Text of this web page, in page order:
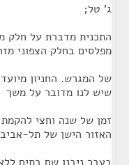
ג' טל;
מפלסים בחלק הצפוני
שיש לנו מדובר על משך
זמן של שנה וחצי
האזור הישן של תל-